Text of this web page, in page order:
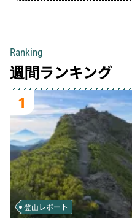
Ranking
週間ランキング
1
登山レポート